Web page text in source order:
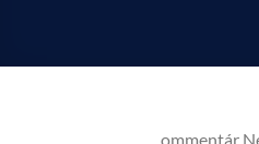
ommentár